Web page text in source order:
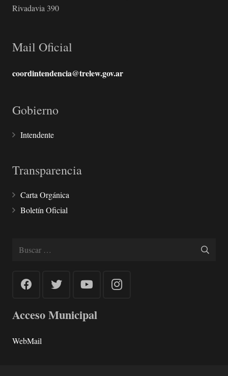
Rivadavia 390
Mail Oficial
coordintendencia@trelew.gov.ar
Gobierno
Intendente
Transparencia
Carta Orgánica
Boletín Oficial
Buscar:
Acceso Municipal
WebMail